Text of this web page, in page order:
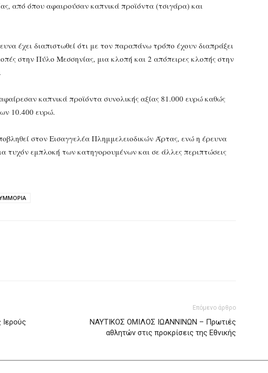
από όπου αφαιρούσαν καπνικά προϊόντα (τσιγάρα) και
έχει διαπιστωθεί ότι με τον παραπάνω τρόπο έχουν διαπράξει
στην Πύλο Μεσσηνίας, μια κλοπή και 2 απόπειρες κλοπής στην
καπνικά προϊόντα συνολικής αξίας 81.000 ευρώ καθώς
10.400 ευρώ.
στον Εισαγγελέα Πλημμελειοδικών Άρτας, ενώ η έρευνα
τυχόν εμπλοκή των κατηγορουμένων και σε άλλες περιπτώσεις
Επόμενο άρθρο
ΝΑΥΤΙΚΟΣ ΟΜΙΛΟΣ ΙΩΑΝΝΙΝΩΝ – Πρωτιές
αθλητών στις προκρίσεις της Εθνικής